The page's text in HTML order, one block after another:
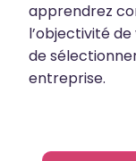
apprendrez
l’objectivité
de
entreprise.